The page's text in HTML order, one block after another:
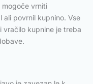
mogoče vrniti
ali povrnil kupnino. Vse
vračilo kupnine je treba